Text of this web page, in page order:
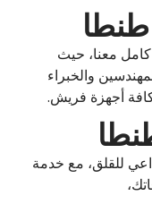
معنا، حيث
والخبراء
أجهزة فريش.
للقلق، مع خدمة